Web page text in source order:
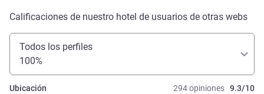
Calificaciones de nuestro hotel de usuarios de otras webs
Todos los perfiles
100%
294 opiniones 9.3/10
Ubicación